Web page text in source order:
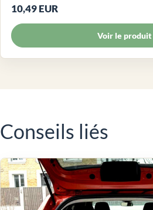
10,49 EUR
Voir le produit
Conseils liés